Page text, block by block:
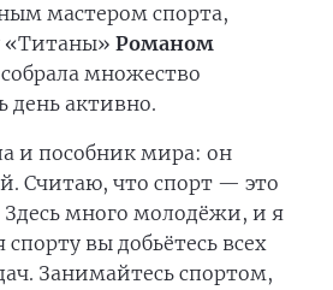
мастером спорта,
Романом
множество
активно.
и пособник мира: он
Считаю, что спорт — это
много молодёжи, и я
спорту вы добьётесь всех
Занимайтесь спортом,